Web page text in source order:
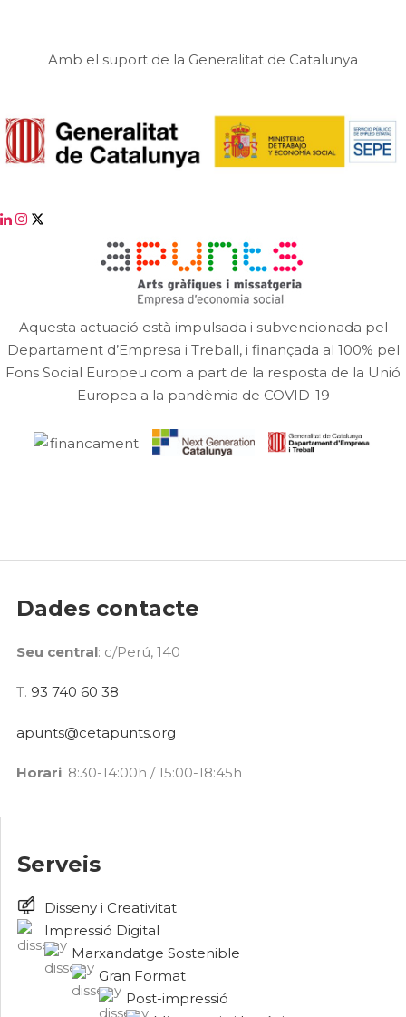
Amb el suport de la Generalitat de Catalunya
Aquesta actuació està impulsada i subvencionada pel
Departament d’Empresa i Treball, i finançada al 100% pel
Fons Social Europeu com a part de la resposta de la Unió
Europea a la pandèmia de COVID-19
Dades contacte
Seu central: c/Perú, 140
T. 93 740 60 38
apunts@cetapunts.org
Horari: 8:30-14:00h / 15:00-18:45h
Serveis
Disseny i Creativitat
Impressió Digital
Marxandatge Sostenible
Gran Format
Post-impressió